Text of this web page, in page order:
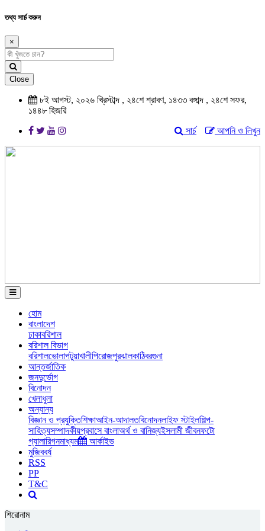
তথ্য সার্চ করুন
×
Close
৮ই আগস্ট, ২০২৬ খ্রিস্টাব্দ , ২৪শে শ্রাবণ, ১৪৩৩ বঙ্গাব্দ , ২৪শে সফর,
১৪৪৮ হিজরি
আপনি ও লিখুন
সার্চ
হোম
বাংলাদেশ
ঢাকাবরিশাল
বরিশাল বিভাগ
বরিশালভোলাপটুয়াখালীপিরোজপুরঝালকাঠিবরগুনা
আন্তর্জাতিক
জনদুর্ভোগ
বিনোদন
খেলাধুলা
অন্যান্য
বিজ্ঞান ও প্রযুক্তিশিক্ষাআইন-আদালতবিনোদনলাইফ স্টাইলশিল্প-
সাহিত্যসম্পাদকীয়প্রবাসে বাংলাঅর্থ ও বানিজ্যইসলামী জীবনফটো
গ্যালারিগনমাধ্যম
আর্কাইভ
মুজিববর্ষ
RSS
PP
T&C
শিরোনাম